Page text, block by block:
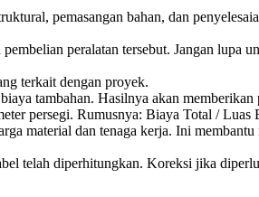
pemasangan bahan, dan
peralatan tersebut. Jangan lupa
terkait dengan proyek.
tambahan. Hasilnya akan
persegi. Rumusnya: Biaya Total / Luas
material dan tenaga kerja. Ini
telah diperhitungkan. Koreksi jika